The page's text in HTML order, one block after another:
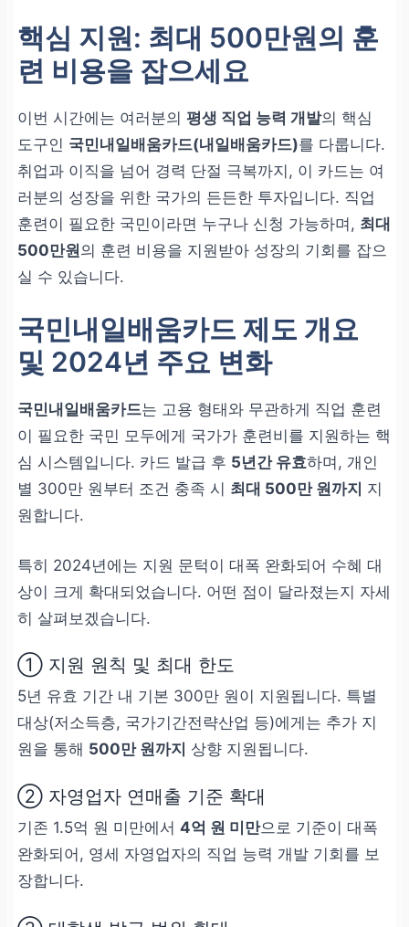
핵심 지원: 최대 500만원의 훈
련 비용을 잡으세요
이번 시간에는 여러분의 평생 직업 능력 개발의 핵심
도구인 국민내일배움카드(내일배움카드)를 다룹니다.
취업과 이직을 넘어 경력 단절 극복까지, 이 카드는 여
러분의 성장을 위한 국가의 든든한 투자입니다. 직업
훈련이 필요한 국민이라면 누구나 신청 가능하며, 최대
500만원의 훈련 비용을 지원받아 성장의 기회를 잡으
실 수 있습니다.
국민내일배움카드 제도 개요
및 2024년 주요 변화
국민내일배움카드는 고용 형태와 무관하게 직업 훈련
이 필요한 국민 모두에게 국가가 훈련비를 지원하는 핵
심 시스템입니다. 카드 발급 후 5년간 유효하며, 개인
별 300만 원부터 조건 충족 시 최대 500만 원까지 지
원합니다.
특히 2024년에는 지원 문턱이 대폭 완화되어 수혜 대
상이 크게 확대되었습니다. 어떤 점이 달라졌는지 자세
히 살펴보겠습니다.
① 지원 원칙 및 최대 한도
5년 유효 기간 내 기본 300만 원이 지원됩니다. 특별
대상(저소득층, 국가기간전략산업 등)에게는 추가 지
원을 통해 500만 원까지 상향 지원됩니다.
② 자영업자 연매출 기준 확대
기존 1.5억 원 미만에서 4억 원 미만으로 기준이 대폭
완화되어, 영세 자영업자의 직업 능력 개발 기회를 보
장합니다.